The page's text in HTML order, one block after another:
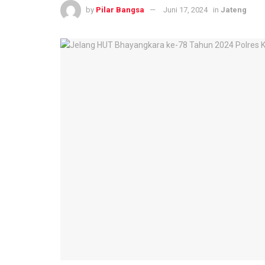
by Pilar Bangsa Juni 17, 2024 in Jateng